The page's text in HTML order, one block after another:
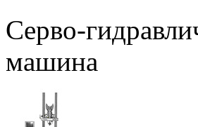
Серво-
машина